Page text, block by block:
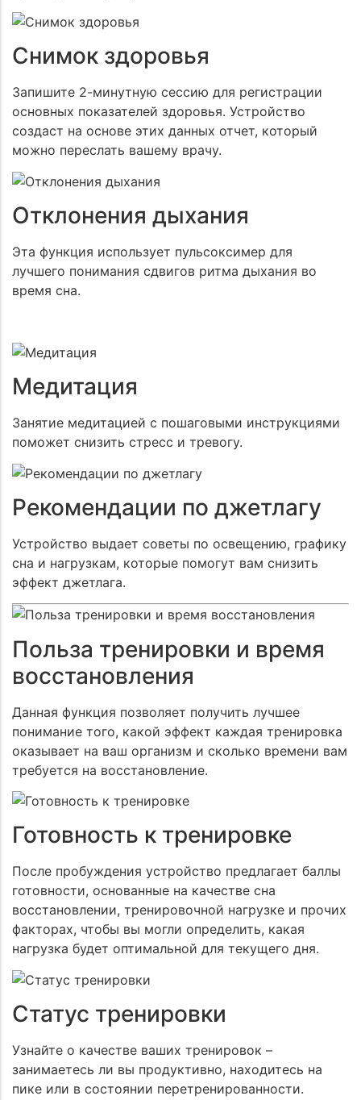
Снимок здоровья
Запишите 2-минутную сессию для регистрации
основных показателей здоровья. Устройство
создаст на основе этих данных отчет, который
можно переслать вашему врачу.
Отклонения дыхания
Эта функция использует пульсоксимер для
лучшего понимания сдвигов ритма дыхания во
время сна.
Медитация
Занятие медитацией с пошаговыми инструкциями
поможет снизить стресс и тревогу.
Рекомендации по джетлагу
Устройство выдает советы по освещению, графику
сна и нагрузкам, которые помогут вам снизить
эффект джетлага.
Польза тренировки и время
восстановления
Данная функция позволяет получить лучшее
понимание того, какой эффект каждая тренировка
оказывает на ваш организм и сколько времени вам
требуется на восстановление.
Готовность к тренировке
После пробуждения устройство предлагает баллы
готовности, основанные на качестве сна
восстановлении, тренировочной нагрузке и прочих
факторах, чтобы вы могли определить, какая
нагрузка будет оптимальной для текущего дня.
Статус тренировки
Узнайте о качестве ваших тренировок –
занимаетесь ли вы продуктивно, находитесь на
пике или в состоянии перетренированности.
Заказать звонок
чтобы ответить на все ваши вопросы
Задать вопрос
Вы можете задать любой вопрос на тему нашей
постараемся ответить на него как можно быстрее и
подробнее.